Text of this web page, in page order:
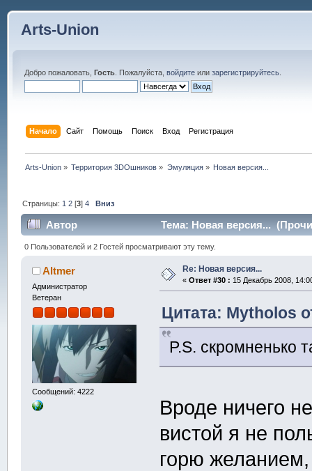
Arts-Union
Добро пожаловать, Гость. Пожалуйста, войдитеили зарегистрируйтесь.
Начало Сайт Помощь Поиск Вход Регистрация
Arts-Union » Территория 3DOшников » Эмуляция» Новая версия...
Страницы: 1 2 [3]4 Вниз
Автор Тема: Новая версия...
0 Пользователей и 2 Гостей просматривают эту тему.
Altmer
Администратор
Ветеран
Сообщений: 4222
Re: Новая версия...
« Ответ #30 : 15 Декабрь 2008,
Цитата: Mytholos
P.S. скромненько
Вроде ничего
вистой я не
горю